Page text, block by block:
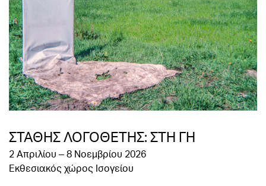
ΣΤΑΘΗΣ ΛΟΓΟΘΕΤΗΣ: ΣΤΗ ΓΗ
2 Απριλίου – 8 Νοεμβρίου 2026
Εκθεσιακός χώρος Ισογείου